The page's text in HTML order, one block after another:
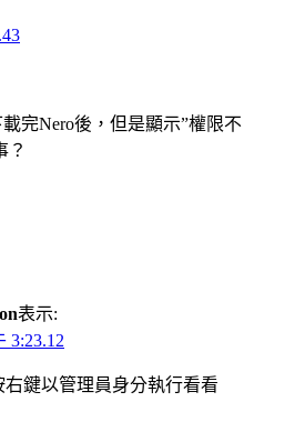
載完Nero後，但是顯示”權限不
？
表示:
3:23.12
右鍵以管理員身分執行看看